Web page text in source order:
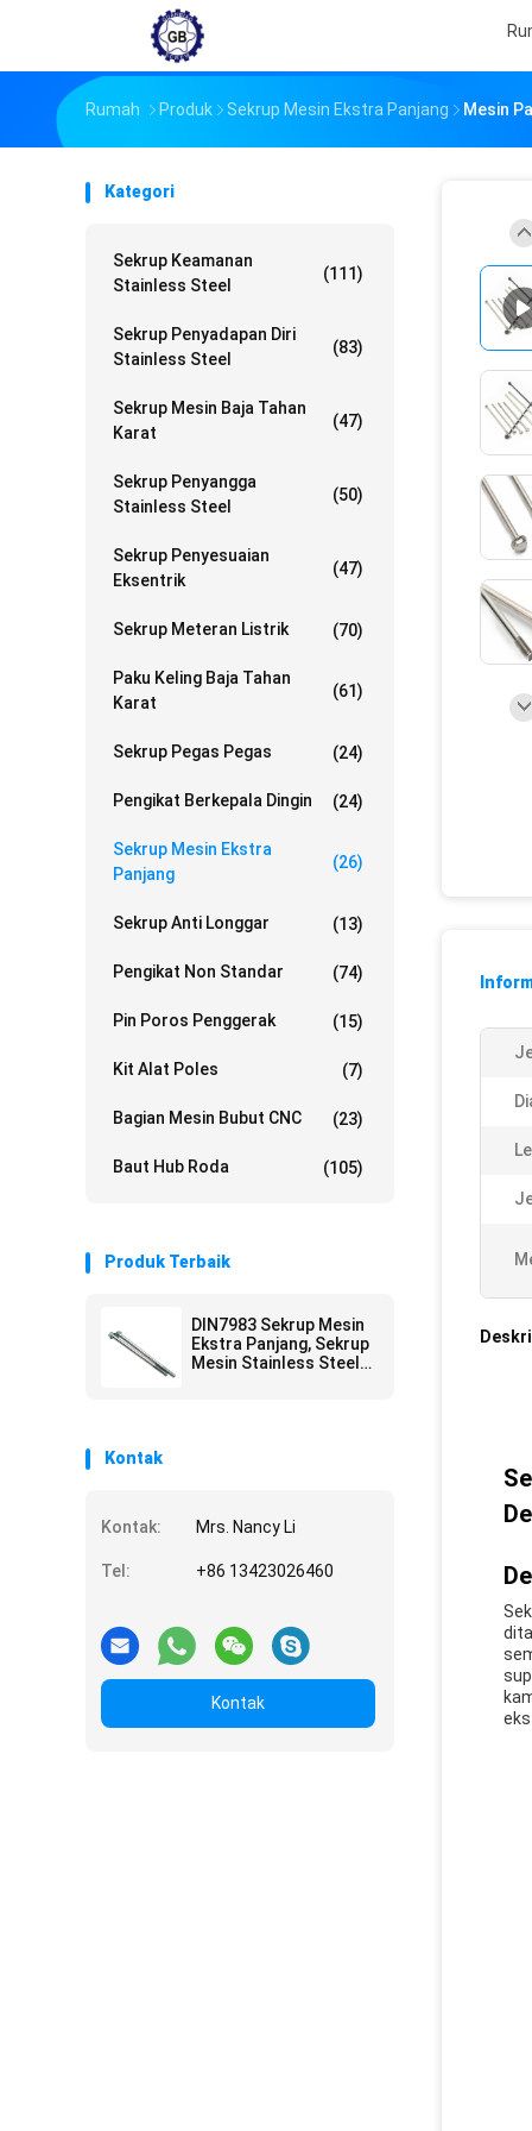
Rumah Produk Sekrup Mesin Ekstra Panjang Mesin
Kategori
Sekrup Keamanan
Stainless Steel
(111)
Sekrup Penyadapan Diri
Stainless Steel
(83)
Sekrup Mesin Baja Tahan
Karat
(47)
Sekrup Penyangga
Stainless Steel
(50)
Sekrup Penyesuaian
Eksentrik
(47)
Sekrup Meteran Listrik (70)
Paku Keling Baja Tahan
Karat
(61)
Sekrup Pegas Pegas (24)
Pengikat Berkepala Dingin (24)
Sekrup Mesin Ekstra
Panjang
(26)
Sekrup Anti Longgar (13)
Pengikat Non Standar (74)
Pin Poros Penggerak (15)
Kit Alat Poles (7)
Bagian Mesin Bubut CNC (23)
Baut Hub Roda (105)
Produk Terbaik
DIN7983 Sekrup Mesin
Ekstra Panjang, Sekrup
Mesin Stainless Steel
Kontak
Kontak: Mrs. Nancy Li
Tel: +86 13423026460
Kontak